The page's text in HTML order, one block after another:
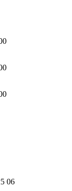
06